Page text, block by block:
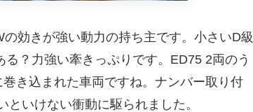
効きが強い動力の持ち主です。小さいD級
？力強い牽きっぷりです。ED75 2両のう
き込まれた車両ですね。ナンバー取り付
いけない衝動に駆られました。